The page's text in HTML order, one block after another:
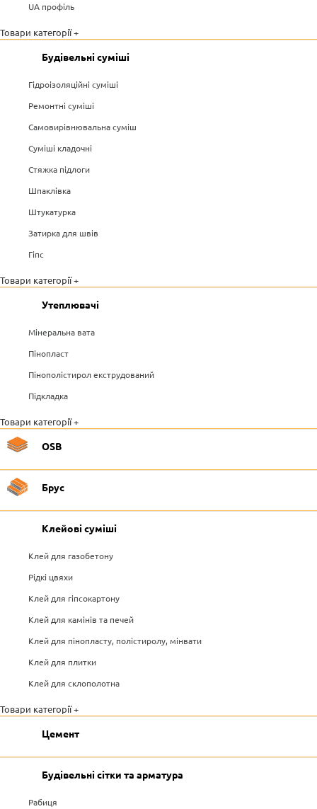
UA профіль
Товари категорії +
Будівельні суміші
Гідроізоляційні суміші
Ремонтні суміші
Самовирівнювальна суміш
Суміші кладочні
Стяжка підлоги
Шпаклівка
Штукатурка
Затирка для швів
Гіпс
Товари категорії +
Утеплювачі
Мінеральна вата
Пінопласт
Пінополістирол екструдований
Підкладка
Товари категорії +
OSB
Брус
Клейові суміші
Клей для газобетону
Рідкі цвяхи
Клей для гіпсокартону
Клей для камінів та печей
Клей для пінопласту, полістиролу, мінвати
Клей для плитки
Клей для склополотна
Товари категорії +
Цемент
Будівельні сітки та арматура
Рабиця